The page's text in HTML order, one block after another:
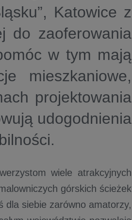
Katowice z
do zaoferowania
w tym mają
mieszkaniowe,
projektowania
udogodnienia
wiele atrakcyjnych
górskich ścieżek
dla siebie zarówno amatorzy,